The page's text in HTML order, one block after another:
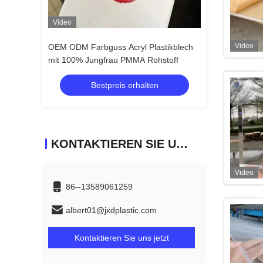
Video
OEM ODM Farbguss Acryl Plastikblech
mit 100% Jungfrau PMMA Rohstoff
Bestpreis erhalten
Video
100%
/ Tischplatten
KONTAKTIEREN SIE UNS
86--13589061259
albert01@jxdplastic.com
Kontaktieren Sie uns jetzt
Video
Video